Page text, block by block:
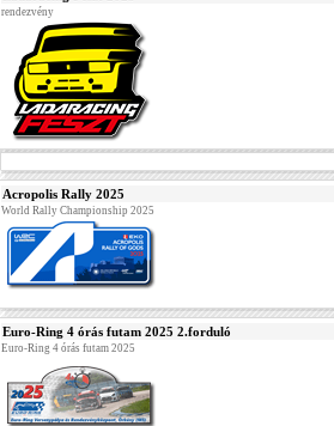
rendezvény
Acropolis Rally 2025
World Rally Championship 2025
Euro-Ring 4 órás futam 2025 2.forduló
Euro-Ring 4 órás futam 2025